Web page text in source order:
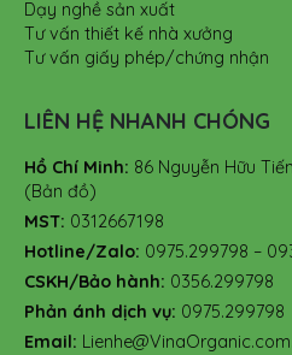
Dạy nghề sản xuất
Tư vấn thiết kế nhà xưởng
Tư vấn giấy phép/chứng nhận
LIÊN HỆ NHANH CHÓNG
Hồ Chí Minh: 86 Nguyễn Hữu
(Bản đồ)
MST: 0312667198
Hotline/Zalo: 0975.299798 –
CSKH/Bảo hành: 0356.299798
Phản ánh dịch vụ: 0975.299798
Email: